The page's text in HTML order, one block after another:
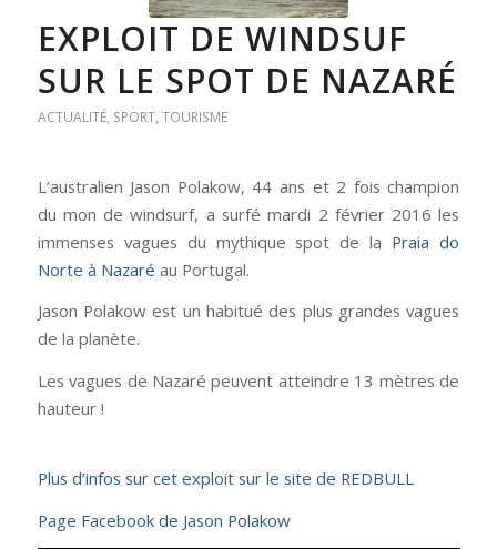
EXPLOIT DE WINDSUF
SUR LE SPOT DE NAZARÉ
ACTUALITÉ, SPORT, TOURISME
L’australien Jason Polakow, 44 ans et 2 fois champion
du mon de windsurf, a surfé mardi 2 février 2016 les
immenses vagues du mythique spot de la Praia do
Norte à Nazaré au Portugal.
Jason Polakow est un habitué des plus grandes vagues
de la planète.
Les vagues de Nazaré peuvent atteindre 13 mètres de
hauteur !
Plus d’infos sur cet exploit sur le site de REDBULL
Page Facebook de Jason Polakow